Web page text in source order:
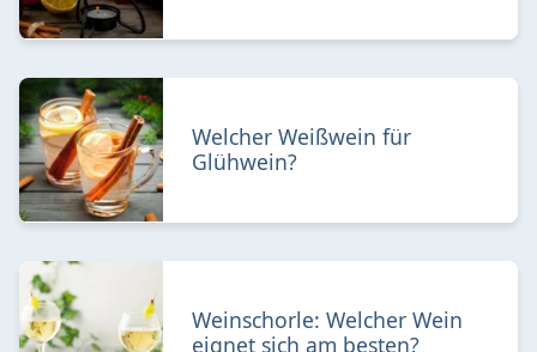
Welcher Weißwein für
Glühwein?
Weinschorle: Welcher Wein
eignet sich am besten?